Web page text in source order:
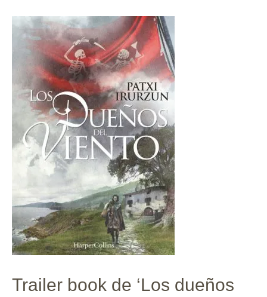
Trailer book de ‘Los dueños